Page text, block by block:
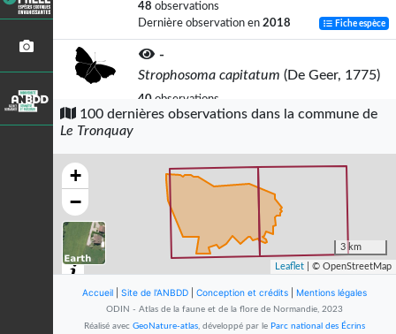
48 observations
Dernière observation en 2018 Fiche espèce
-
Strophosoma capitatum (De Geer, 1775)
40 observations
Dernière observation en2015 Fiche espèce
Ichthyosaura alpestris(Laurenti,
1768)
observations
Dernière observation en
2021
Rhizophagus bipustulatus(Fabricius,
1792)
100 dernières observations dans la commune de
Le Tronquay
+
−
3 km
Leaflet | © OpenStreetMap
Accueil Site de l'ANBDD Conception et crédits Mentions légales
ODIN - Atlas de la faune et de la flore de Normandie, 2023
Réalisé avec GeoNature-atlas, développé par le Parc national des Écrins